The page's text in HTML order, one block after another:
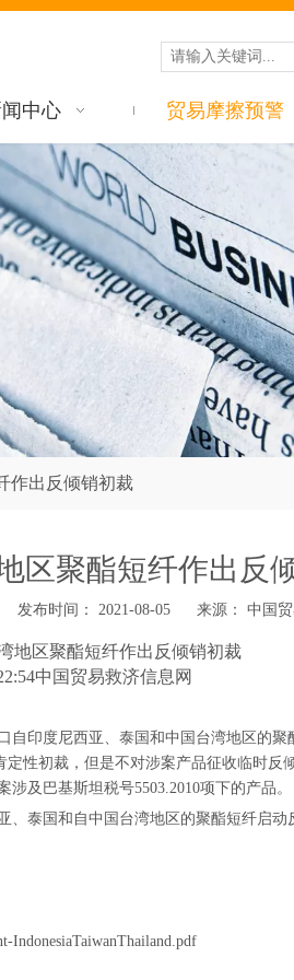
中心 贸易摩擦预警
作出反倾销初裁
区聚酯短纤作出反
布时间： 2021-08-05 来源： 中国
地区聚酯短纤作出反倾销初裁
中国贸易救济信息网
印度尼西亚、泰国和中国台湾地区的聚
定性初裁，但是不对涉案产品征收临时
及巴基斯坦税号5503.2010项下的产品。
泰国和自中国台湾地区的聚酯短纤启动
IndonesiaTaiwanThailand.pdf